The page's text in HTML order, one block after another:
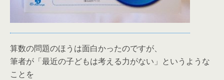
算数の問題のほうは面白かったのですが、
筆者が「最近の子どもは考える力がない」というような
ことを